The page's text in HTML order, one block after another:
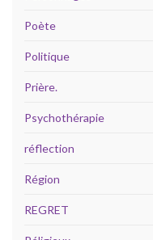
Poète
Politique
Prière.
Psychothérapie
réflection
Région
REGRET